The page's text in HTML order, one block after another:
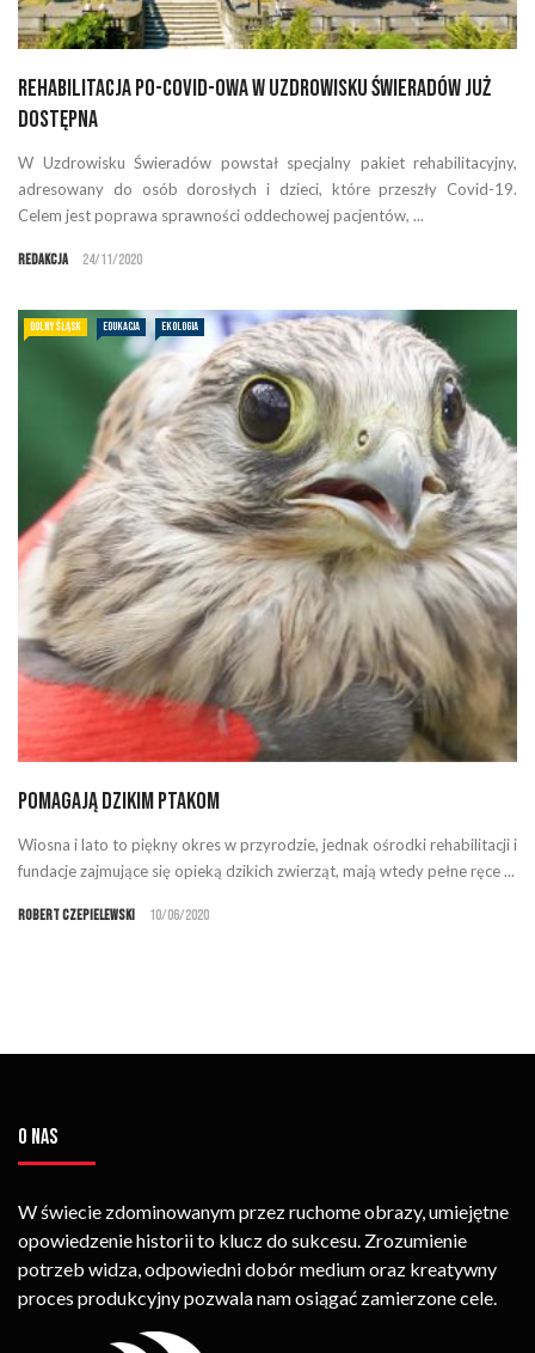
Rehabilitacja po-COVID-owa w Uzdrowisku Świeradów już
dostępna
W Uzdrowisku Świeradów powstał specjalny pakiet rehabilitacyjny,
adresowany do osób dorosłych i dzieci, które przeszły Covid-19.
Celem jest poprawa sprawności oddechowej pacjentów, ...
Redakcja 24/11/2020
DOLNY ŚLĄSK EDUKACJA EKOLOGIA
Pomagają dzikim ptakom
Wiosna i lato to piękny okres w przyrodzie, jednak ośrodki rehabilitacji i
fundacje zajmujące się opieką dzikich zwierząt, mają wtedy pełne ręce ...
Robert Czepielewski 10/06/2020
O NAS
W świecie zdominowanym przez ruchome obrazy, umiejętne
opowiedzenie historii to klucz do sukcesu. Zrozumienie
potrzeb widza, odpowiedni dobór medium oraz kreatywny
proces produkcyjny pozwala nam osiągać zamierzone cele.